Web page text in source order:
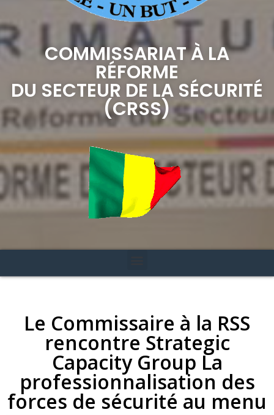
COMMISSARIAT À LA
RÉFORME
DU SECTEUR DE LA SÉCURITÉ
(CRSS)
Le Commissaire à la RSS
rencontre Strategic
Capacity Group La
professionnalisation des
forces de sécurité au menu